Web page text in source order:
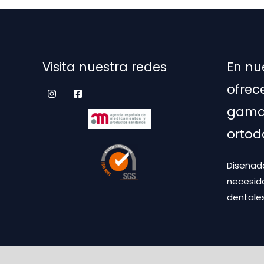
de
Visita nuestra redes
En